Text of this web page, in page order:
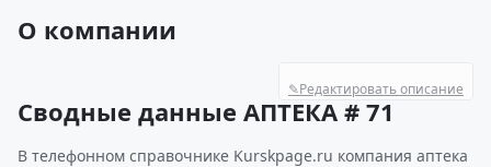
О компании
✎Редактировать описание
Сводные данные АПТЕКА # 71
В телефонном справочнике Kurskpage.ru компания аптека